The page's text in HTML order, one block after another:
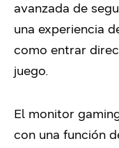
avanzada de
una experiencia
como entrar
juego.
El monitor
con una función